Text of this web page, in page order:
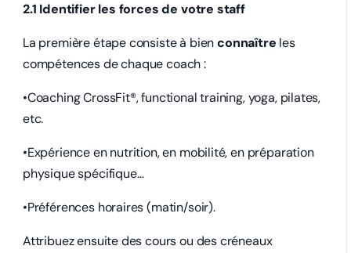
2.1 Identifier les forces de votre staff
La première étape consiste à bienconnaître les
compétences de chaque coach :
•Coaching CrossFit®, functional training, yoga, pilates,
etc.
•Expérience en nutrition, en mobilité, en préparation
physique spécifique…
•Préférences horaires (matin/soir).
Attribuez ensuite des cours ou des créneaux